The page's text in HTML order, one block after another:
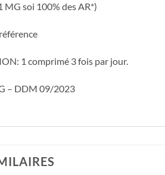
MG soi 100% des AR*)
1 comprimé 3 fois par jour.
– DDM 09/2023